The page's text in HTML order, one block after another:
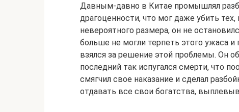
Давным-давно в Китае промышлял
драгоценности, что мог даже убить тех,
невероятного размера, он не
больше не могли терпеть этого ужаса
взялся за решение этой проблемы. Он
последний так испугался смерти, что
смягчил свое наказание и сделал
отдавать все свои богатства,